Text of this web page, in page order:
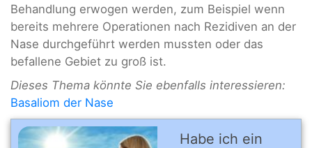
Behandlung erwogen werden, zum Beispiel wenn
bereits mehrere Operationen nach Rezidiven an der
Nase durchgeführt werden mussten oder das
befallene Gebiet zu groß ist.
Dieses Thema könnte Sie ebenfalls interessieren:
Basaliom der Nase
Habe ich ein